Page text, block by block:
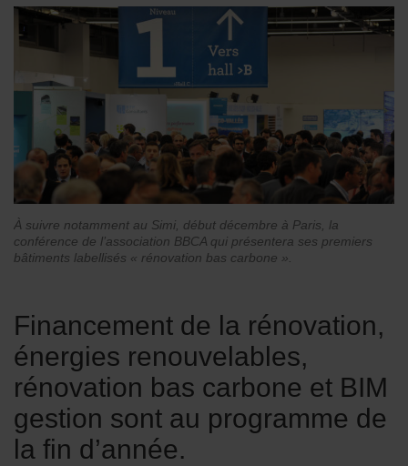
À suivre notamment au Simi, début décembre à Paris, la
conférence de l’association BBCA qui présentera ses premiers
bâtiments labellisés « rénovation bas carbone ».
Financement de la rénovation,
énergies renouvelables,
rénovation bas carbone et BIM
gestion sont au programme de
la fin d’année.